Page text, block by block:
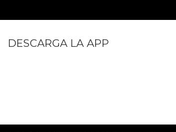
DESCARGA LA APP